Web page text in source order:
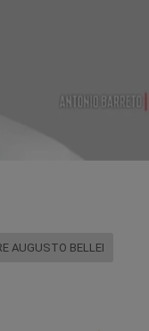
AUGUSTO BELLEI